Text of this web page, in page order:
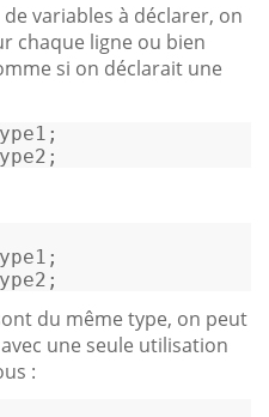
variables à déclarer, on
chaque ligne ou bien
si on déclarait une
du même type, on peut
une seule utilisation
: